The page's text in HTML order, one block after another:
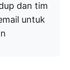
dan tim
untuk